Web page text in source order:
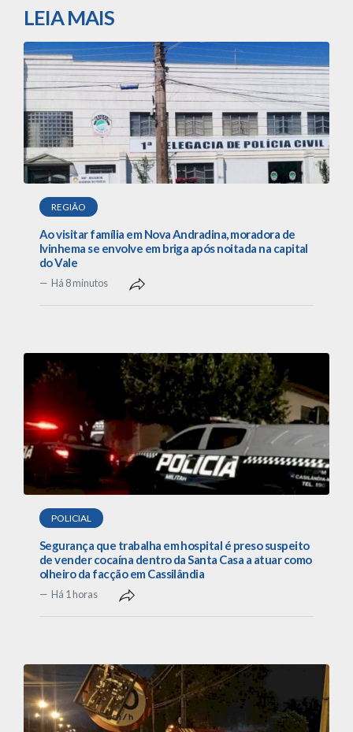
LEIA MAIS
REGIÃO
Ao visitar família em Nova Andradina, moradora de
Ivinhema se envolve em briga após noitada na capital
do Vale
Há 8 minutos
POLICIAL
Segurança que trabalha em hospital é preso suspeito
de vender cocaína dentro da Santa Casa a atuar como
olheiro da facção em Cassilândia
Há 1 horas